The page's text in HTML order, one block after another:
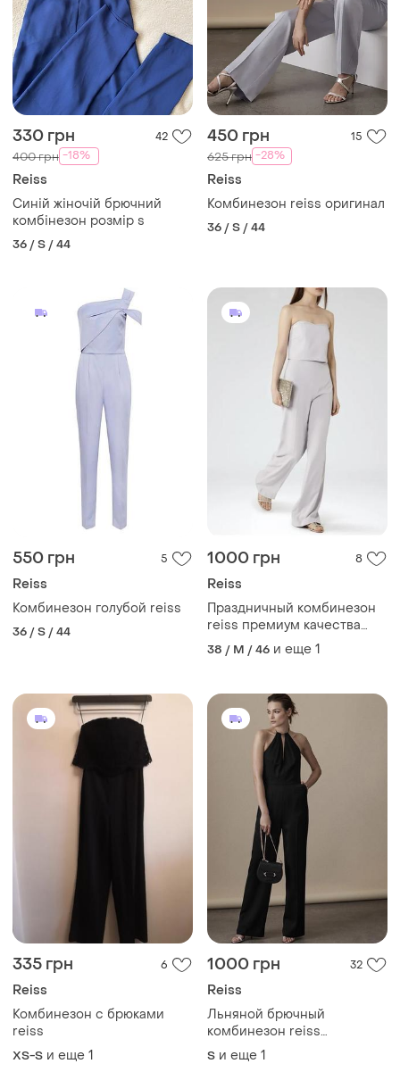
330 грн 42
400 грн -18%
Reiss
Синій жіночій брючний
комбінезон розмір s
36 / S / 44
450 грн 15
625 грн -28%
Reiss
Комбинезон reiss оригинал
36 / S / 44
550 грн 5
Reiss
Комбинезон голубой reiss
36 / S / 44
1000 грн 8
Reiss
Праздничный комбинезон
reiss премиум качества
голые плечи
38 / M / 46 и еще 1
335 грн 6
Reiss
Комбинезон с брюками
reiss
XS-S и еще 1
1000 грн 32
Reiss
Льняной брючный
комбинезон reiss
комбинезон с брюками лён
вискоза
S и еще 1